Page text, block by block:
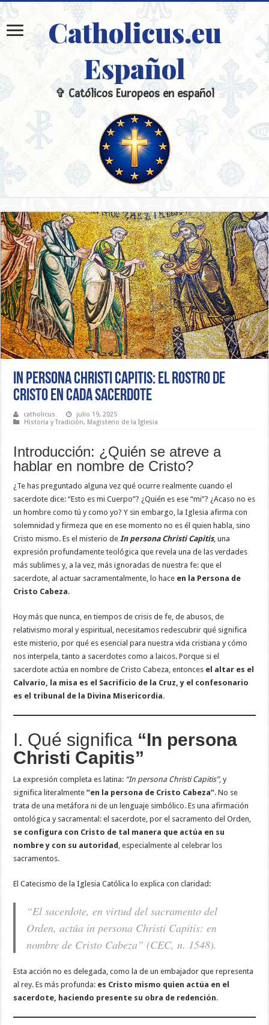
Catholicus.eu
Español
✞ Católicos Europeos en español
In Persona Christi Capitis: El Rostro de
Cristo en Cada Sacerdote
catholicus
julio 19, 2025
Historia y Tradición, Magisterio de la Iglesia
Introducción: ¿Quién se atreve a
hablar en nombre de Cristo?
¿Te has preguntado alguna vez qué ocurre realmente cuando el
sacerdote dice: “Esto es mi Cuerpo”? ¿Quién es ese “mi”? ¿Acaso no es
un hombre como tú y como yo? Y sin embargo, la Iglesia afirma con
solemnidad y firmeza que en ese momento no es él quien habla, sino
Cristo mismo. Es el misterio deIn persona Christi Capitis, una
expresión profundamente teológica que revela una de las verdades
más sublimes y, a la vez, más ignoradas de nuestra fe: que el
sacerdote, al actuar sacramentalmente, lo hace en la Persona de
Cristo Cabeza.
Hoy más que nunca, en tiempos de crisis de fe, de abusos, de
relativismo moral y espiritual, necesitamos redescubrir qué significa
este misterio, por qué es esencial para nuestra vida cristiana y cómo
nos interpela, tanto a sacerdotes como a laicos. Porque si el
sacerdote actúa en nombre de Cristo Cabeza, entonces el altar es el
Calvario, la misa es el Sacrificio de la Cruz, y el confesonario
es el tribunal de la Divina Misericordia.
I. Qué significa “In persona
Christi Capitis”
La expresión completa es latina: “In persona Christi Capitis”, y
significa literalmente“en la persona de Cristo Cabeza”. No se
trata de una metáfora ni de un lenguaje simbólico. Es una afirmación
ontológica y sacramental: el sacerdote, por el sacramento del Orden,
se configura con Cristo de tal manera que actúa en su
nombre y con su autoridad , especialmente al celebrar los
sacramentos.
El Catecismo de la Iglesia Católica lo explica con claridad:
“El sacerdote, en virtud del sacramento del
Orden, actúa in persona Christi Capitis: en
nombre de Cristo Cabeza” (CEC, n. 1548).
Esta acción no es delegada, como la de un embajador que representa
al rey. Es más profunda: es Cristo mismo quien actúa en el
sacerdote, haciendo presente su obra de redención.